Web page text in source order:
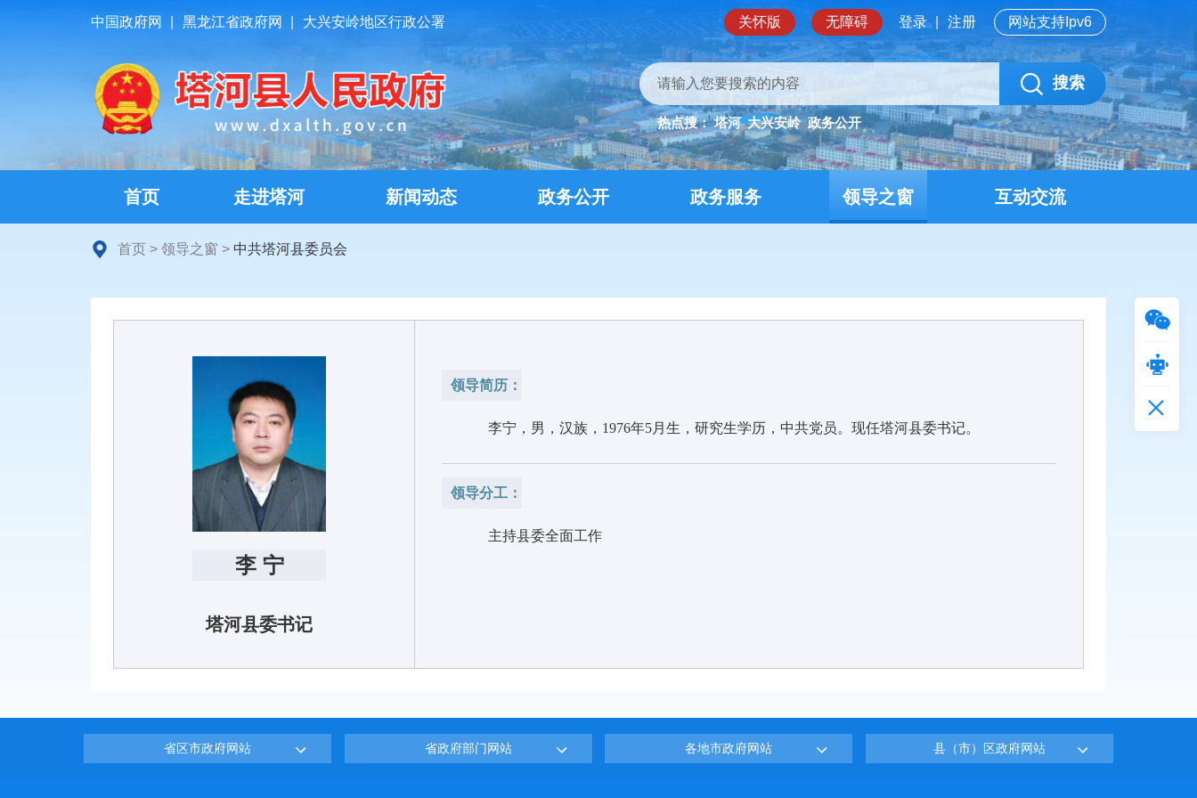
中国政府网 黑龙江省政府网 大兴安岭地区行政公署 关怀版 无障碍 网站支持Ipv6
登录 注册
搜索
热点搜： 塔河 大兴安岭 政务公开
首页 走进塔河 新闻动态 政务公开 政务服务 领导之窗 互动交流
首页 > 领导之窗 > 中共塔河县委员会
李 宁
塔河县委书记
领导简历：
李宁，男，汉族，1976年5月生，研究生学历，中共党员。现任塔河县委书记。
领导分工：
主持县委全面工作
省区市政府网站 省政府部门网站 各地市政府网站 县（市）区政府网站